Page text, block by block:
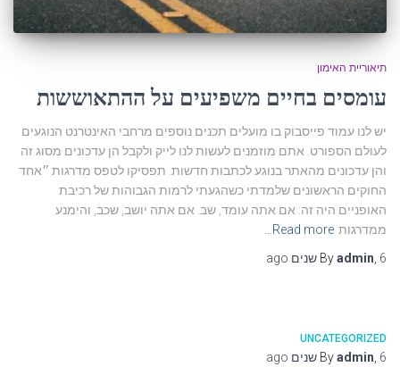
תיאוריית האימון
עומסים בחיים משפיעים על ההתאוששות
יש לנו עמוד פייסבוק בו מועלים תכנים נוספים מרחבי האינטרנט הנוגעים
לעולם הספורט. אתם מוזמנים לעשות לנו לייק ולקבל הן עדכונים מסוג זה
והן עדכונים מהאתר בנוגע לכתבות חדשות. תפסיקו לטפס מדרגות ״אחד
החוקים הראשונים שלמדתי כשהגעתי לרמות הגבוהות של רכיבת
האופניים היה זה: אם אתה עומד, שב. אם אתה יושב, שכב, והימנע
ממדרגות Read more…
Byadmin 6 שנים
UNCATEGORIZED
Byadmin 6 שנים